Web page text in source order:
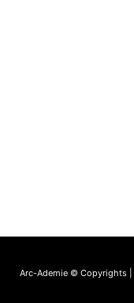
Arc-Ademie © Copyrights |